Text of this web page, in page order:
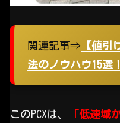
関連記事⇒ 【値引
法のノウハウ15選！
このPCXは、
「低速域